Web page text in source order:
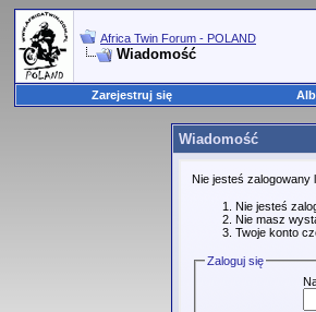
Africa Twin Forum - POLAND
Wiadomość
Zarejestruj się
Wiadomość
Nie jesteś zalogowany
Nie jesteś
Nie masz
Twoje konto
Zaloguj się